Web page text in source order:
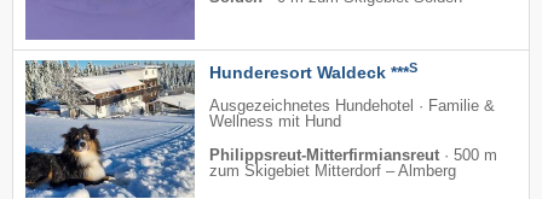
Hunderesort Waldeck ***S
Ausgezeichnetes Hundehotel · Familie &
Wellness mit Hund
Philippsreut-Mitterfirmiansreut · 500 m
zum Skigebiet Mitterdorf – Almberg